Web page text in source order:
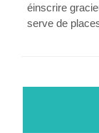
éinscrire
serve de